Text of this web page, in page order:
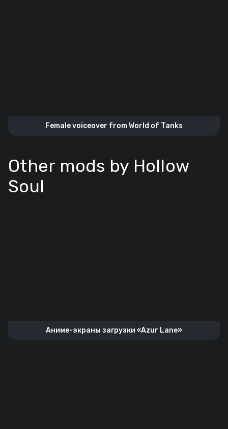
Female voiceover from World of Tanks
Other mods by Hollow
Soul
Аниме-экраны загрузки «Azur Lane»